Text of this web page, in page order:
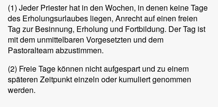
(1) Jeder Priester hat in den Wochen, in denen keine Tage
des Erholungsurlaubes liegen, Anrecht auf einen freien
Tag zur Besinnung, Erholung und Fortbildung. Der Tag ist
mit dem unmittelbaren Vorgesetzten und dem
Pastoralteam abzustimmen.
(2) Freie Tage können nicht aufgespart und zu einem
späteren Zeitpunkt einzeln oder kumuliert genommen
werden.